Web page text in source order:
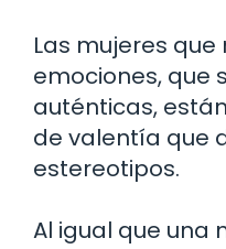
Las mujeres
emociones, que
auténticas,
de valentía que
estereotipos.
Al igual que una